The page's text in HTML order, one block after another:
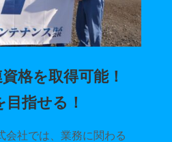
格を取得可能！
指せる！
会社では、業務に関わる